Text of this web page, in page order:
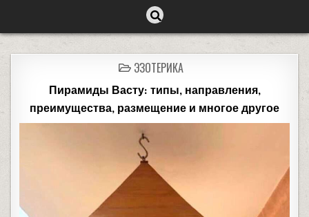
ЭЗОТЕРИКА
Пирамиды Васту: типы, направления,
преимущества, размещение и многое другое